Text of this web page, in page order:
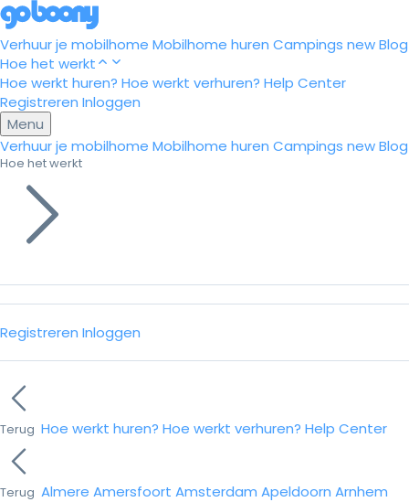
Verhuur je mobilhome Mobilhome huren Campings newBlog
Hoe het werkt
Hoe werkt huren? Hoe werkt verhuren? Help Center
Registreren Inloggen
Menu
Verhuur je mobilhome Mobilhome huren Campings newBlog
Hoe het werkt
Registreren Inloggen
Terug Hoe werkt huren? Hoe werkt verhuren? Help Center
Terug Almere Amersfoort Amsterdam Apeldoorn Arnhem